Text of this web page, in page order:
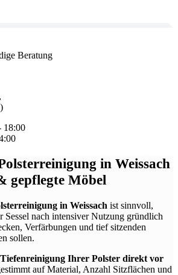
Beratung
18:00
in Weissach
gepflegte Möbel
in Weissach ist sinnvoll,
Sessel nach intensiver Nutzung gründlich
Verfärbungen und tief sitzenden
sollen.
Ihrer Polster direkt vor
auf Material, Anzahl Sitzflächen und